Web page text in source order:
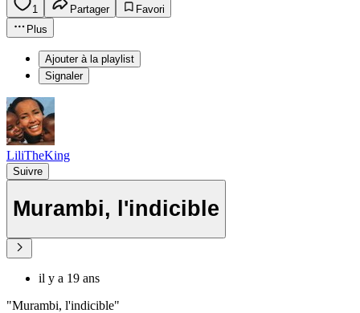
1 Partager
Favori
Plus
Ajouter à la playlist
Signaler
LiliTheKing
Suivre
Murambi, l'indicible
il y a 19 ans
"Murambi, l'indicible"